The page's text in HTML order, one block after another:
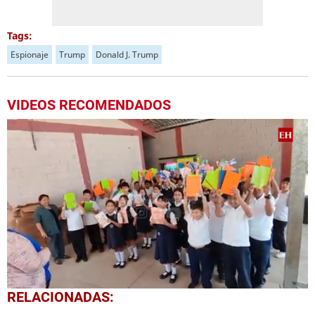
Tags:
Espionaje Trump Donald J. Trump
VIDEOS RECOMENDADOS
0
seconds
RELACIONADAS: